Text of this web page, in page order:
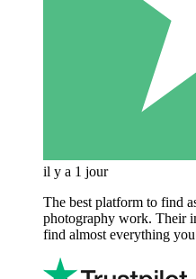
il y a 1 jour
The best platform to find
photography work. Their
find almost everything you